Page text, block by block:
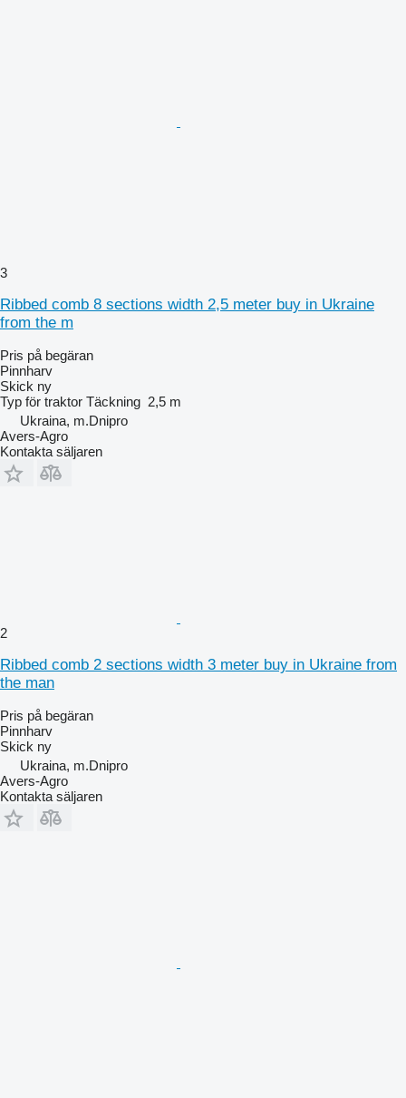
3
Ribbed comb 8 sections width 2,5 meter buy in Ukraine
from the m
Pris på begäran
Pinnharv
Skick ny
Typ för traktor Täckning 2,5 m
Ukraina, m.Dnipro
Avers-Agro
Kontakta säljaren
2
Ribbed comb 2 sections width 3 meter buy in Ukraine from
the man
Pris på begäran
Pinnharv
Skick ny
Ukraina, m.Dnipro
Avers-Agro
Kontakta säljaren